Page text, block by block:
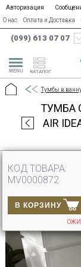
Авторизация
О нас
Оплата и Доставка
(099) 613 07 07
КАТАЛОГ
Тумбы в
ТУМБА
AIR
КОД ТОВАРА:
MV0000872
В КОРЗИНУ